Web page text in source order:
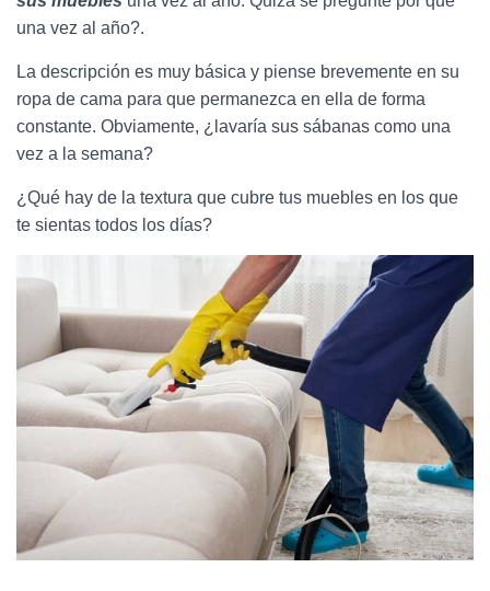
una vez al año?.
La descripción es muy básica y piense brevemente en su
ropa de cama para que permanezca en ella de forma
constante. Obviamente, ¿lavaría sus sábanas como una
vez a la semana?
¿Qué hay de la textura que cubre tus muebles en los que
te sientas todos los días?